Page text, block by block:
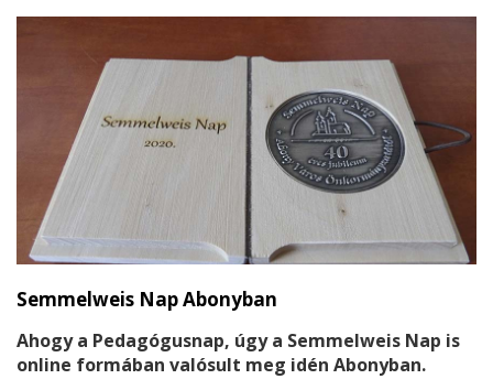
Semmelweis Nap Abonyban
Ahogy a Pedagógusnap, úgy a Semmelweis Nap is
online formában valósult meg idén Abonyban.